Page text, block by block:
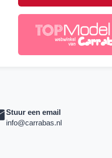
Stuur een email
info@carrabas.nl